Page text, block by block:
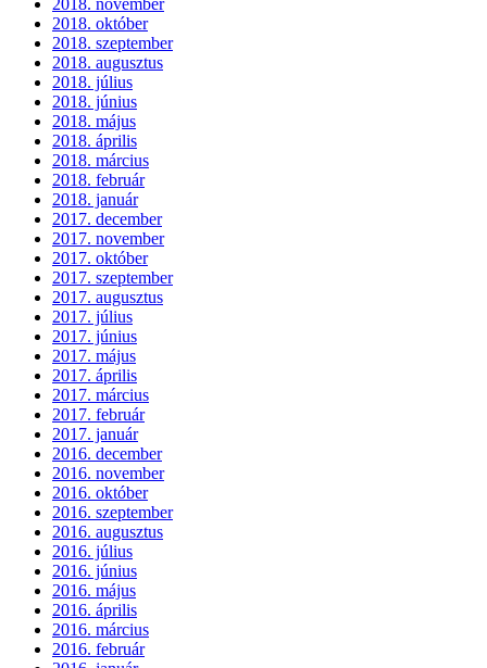
2018. október
2018. szeptember
2018. augusztus
2018. július
2018. június
2018. május
2018. április
2018. március
2018. február
2018. január
2017. december
2017. november
2017. október
2017. szeptember
2017. augusztus
2017. július
2017. június
2017. május
2017. április
2017. március
2017. február
2017. január
2016. december
2016. november
2016. október
2016. szeptember
2016. augusztus
2016. július
2016. június
2016. május
2016. április
2016. március
2016. február